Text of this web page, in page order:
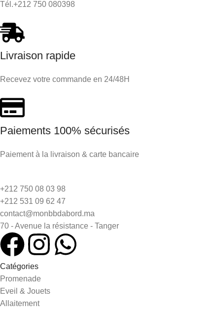
Tél.+212 750 080398
Livraison rapide
Recevez votre commande en 24/48H
Paiements 100% sécurisés
Paiement à la livraison & carte bancaire
+212 750 08 03 98
+212 531 09 62 47
contact@monbbdabord.ma
70 - Avenue la résistance - Tanger
Catégories
Promenade
Eveil & Jouets
Allaitement